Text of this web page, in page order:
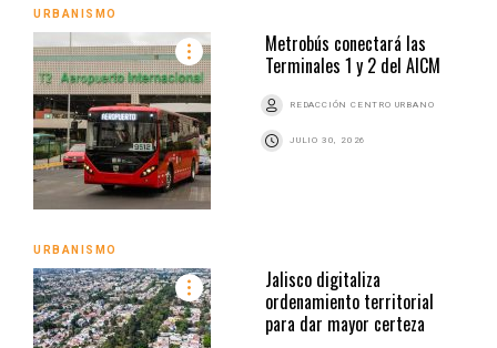
URBANISMO
Metrobús conectará las
Terminales 1 y 2 del AICM
REDACCIÓN CENTRO URBANO
JULIO 30, 2026
URBANISMO
Jalisco digitaliza
ordenamiento territorial
para dar mayor certeza